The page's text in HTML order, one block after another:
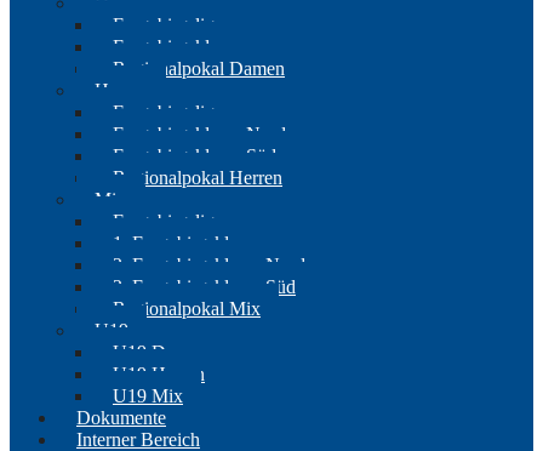
Erzgebirgsliga
Erzgebirgsklasse
Regionalpokal Damen
Herren
Erzgebirgsliga
Erzgebirgsklasse Nord
Erzgebirgsklasse Süd
Regionalpokal Herren
Mix
Erzgebirgsliga
1. Erzgebirgsklasse
2. Erzgebirgsklasse Nord
2. Erzgebirgsklasse Süd
Regionalpokal Mix
U19
U19 Damen
U19 Herren
U19 Mix
Dokumente
Interner Bereich